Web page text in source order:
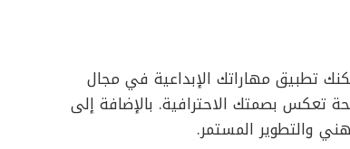
تطبيق مهاراتك الإبداعية في مجال
تعكس بصمتك الاحترافية. بالإضافة إلى
والتطوير المستمر.